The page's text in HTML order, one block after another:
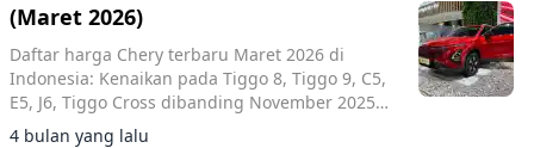
(Maret 2026)
Daftar harga Chery terbaru Maret 2026 di
Indonesia: Kenaikan pada Tiggo 8, Tiggo 9, C5,
E5, J6, Tiggo Cross dibanding November 2025.
Debut C5 CSH.
4 bulan yang lalu